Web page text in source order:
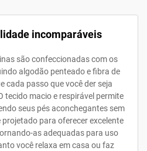
incomparáveis
são confeccionadas com os
algodão penteado e fibra de
cada passo que você der seja
tecido macio e respirável permite
seus pés aconchegantes sem
projetado para oferecer excelente
as adequadas para uso
você relaxa em casa ou faz